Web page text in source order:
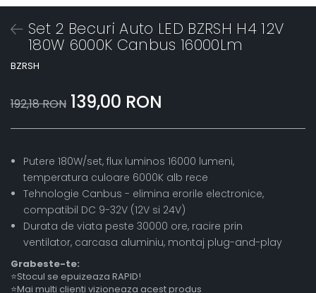
Set 2 Becuri Auto LED BZRSH H4 12V
180W 6000K Canbus 16000Lm
BZRSH
192,18 RON 139,00 RON
Putere 180W/set, flux luminos 16000 lumeni,
temperatura culoare 6000K alb rece
Tehnologie Canbus - elimina erorile electronice,
compatibil DC 9-32V (12V si 24V)
Durata de viata peste 30000 ore, racire prin
ventilator, carcasa aluminiu, montaj plug-and-play
Grabeste-te:
⭐Stocul se epuizeaza RAPID!
⭐Mai multi clienti vizioneaza acest produs